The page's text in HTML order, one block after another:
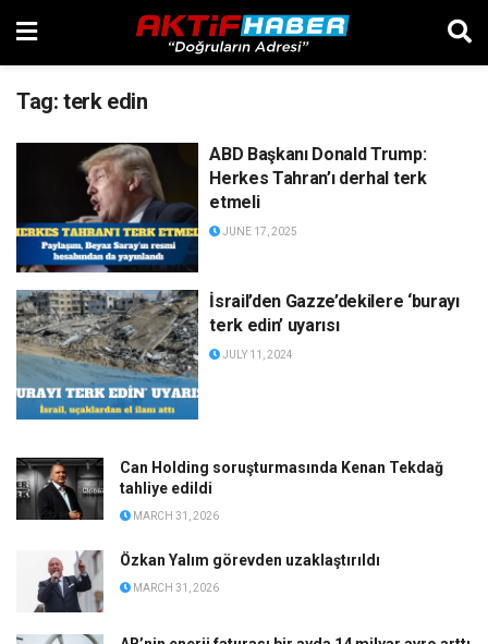
Tag: terk edin
ABD Başkanı Donald Trump:
Herkes Tahran’ı derhal terk
etmeli
JUNE 17, 2025
İsrail’den Gazze’dekilere ‘burayı
terk edin’ uyarısı
JULY 11, 2024
Can Holding soruşturmasında Kenan Tekdağ
tahliye edildi
MARCH 31, 2026
Özkan Yalım görevden uzaklaştırıldı
MARCH 31, 2026